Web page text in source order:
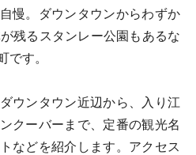
慢。ダウンタウンからわずか
残るスタンレー公園もあるな
です。
ウンタウン近辺から、入り江
クーバーまで、定番の観光名
などを紹介します。アクセス